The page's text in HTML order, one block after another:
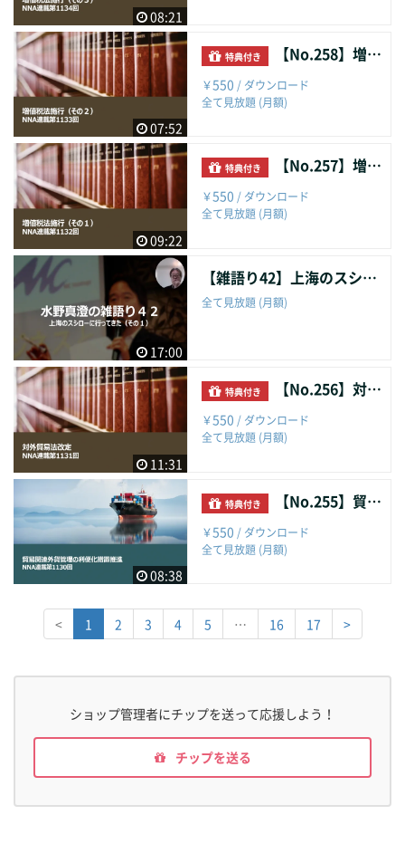
08:21
07:52
特典付き 【No.258】増値税法施行（その２）
￥550 / ダウンロード
全て見放題 (月額)
09:22
特典付き 【No.257】増値税法施行（その１）
￥550 / ダウンロード
全て見放題 (月額)
17:00
【雑語り42】上海のスシローに行ってきた（その１）
全て見放題 (月額)
11:31
特典付き 【No.256】対外貿易法改定
￥550 / ダウンロード
全て見放題 (月額)
08:38
特典付き 【No.255】貿易関連外貨管理の利便化措置推進
￥550 / ダウンロード
全て見放題 (月額)
< 1 2 3 4 5 … 16 17 >
ショップ管理者にチップを送って応援しよう！
チップを送る